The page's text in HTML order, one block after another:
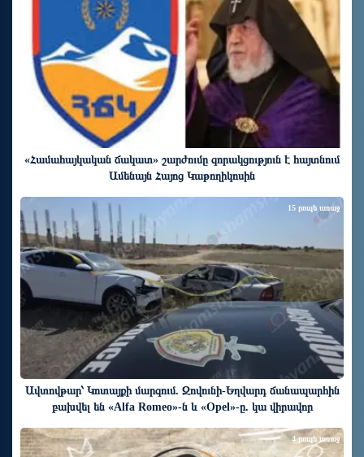
«Համահայկական ճակատ» շարժումը զորակցություն է հայտնում
Ամենայն Հայոց Կաթողիկոսին
Ավտովթար՝ Կոտայքի մարզում. Զովունի-Եղվարդ ճանապարհին
բախվել են «Alfa Romeo»-ն և «Opel»-ը. կա վիրավոր
15 րոպե առաջ
4 րոպե առաջ